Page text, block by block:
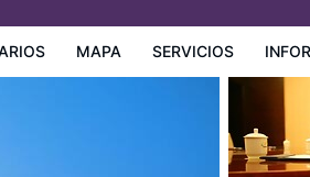
MAPA SERVICIOS